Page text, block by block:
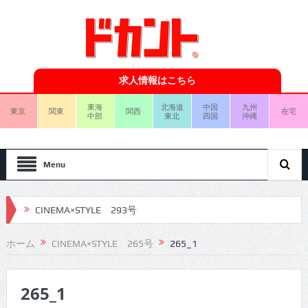
求人情報はこちら
東京 関東
東海
中部
関西
北海道
東北
中国
四国
九州
沖縄
在宅
Menu
CINEMA×STYLE 293号
CINEMA×STYLE 292号
CINEMA×STYLE 291号
CINEMA×STYLE 290号
ホーム CINEMA×STYLE 265号 265_1
265_1